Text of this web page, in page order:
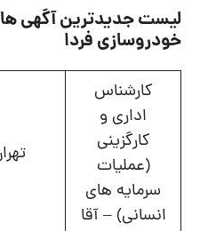
لیست جدیدترین آگهی
خودروسازی فردا
کارشناس
اداری و
کارگزینی
(عملیات
سرمایه های
انسانی) – آقا